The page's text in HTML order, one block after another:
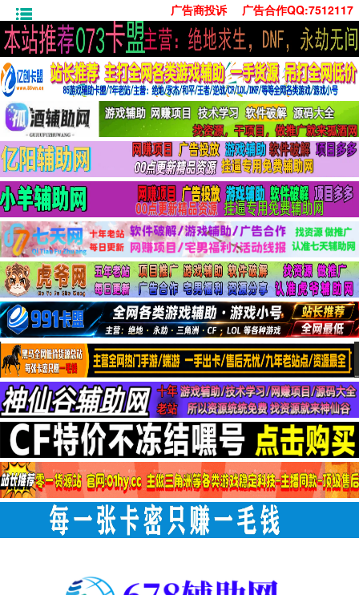
广告商投诉 广告合作QQ:7512117
首页
技术学习
安卓绿化
单机游戏
社交娱乐
系统工具
活动线报
常用办公
源码收集
值得一看
两性情感